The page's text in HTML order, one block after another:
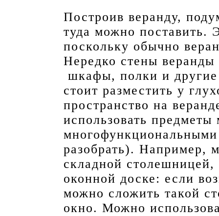
Построив веранду,
туда можно поставить.
поскольку обычно
Нередко стены веранды
шкафы, полки и
стоит разместить у
пространство на
использовать
разобрать). Например,
складной
оконной доске: если
можно сложить такой
окно. Можно